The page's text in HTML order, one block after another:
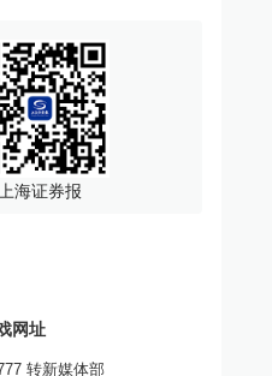
上海证券报
网址
转新媒体部